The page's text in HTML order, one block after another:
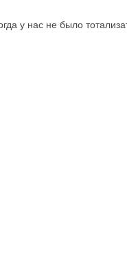
у нас не было